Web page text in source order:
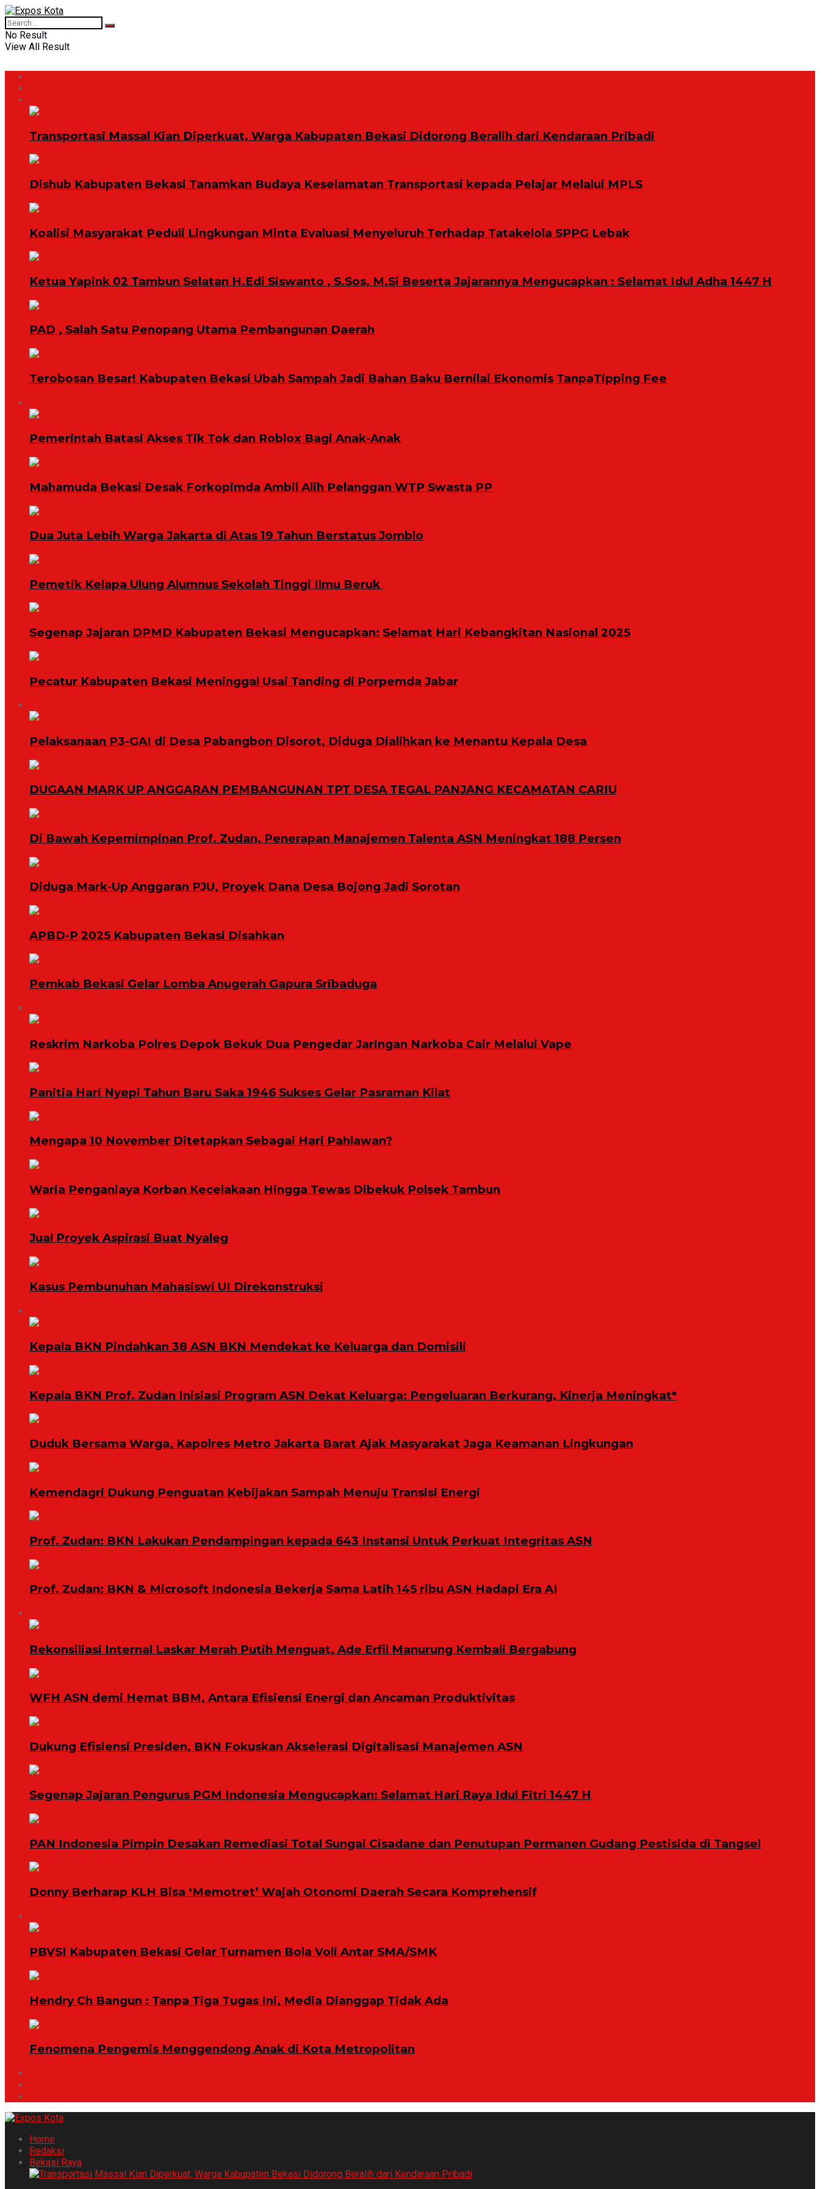
No Result
View All Result
Transportasi Massal Kian Diperkuat, Warga Kabupaten Bekasi Didorong Beralih dari Kendaraan Pribadi
Dishub Kabupaten Bekasi Tanamkan Budaya Keselamatan Transportasi kepada Pelajar Melalui MPLS
Koalisi Masyarakat Peduli Lingkungan Minta Evaluasi Menyeluruh Terhadap Tatakelola SPPG Lebak
Ketua Yapink 02 Tambun Selatan H.Edi Siswanto , S.Sos, M.Si Beserta Jajarannya Mengucapkan : Selamat Idul Adha 1447 H
PAD , Salah Satu Penopang Utama Pembangunan Daerah
Terobosan Besar! Kabupaten Bekasi Ubah Sampah Jadi Bahan Baku Bernilai Ekonomis TanpaTipping Fee
Pemerintah Batasi Akses Tik Tok dan Roblox Bagi Anak-Anak
Mahamuda Bekasi Desak Forkopimda Ambil Alih Pelanggan WTP Swasta PP
Dua Juta Lebih Warga Jakarta di Atas 19 Tahun Berstatus Jomblo
Pemetik Kelapa Ulung Alumnus Sekolah Tinggi Ilmu Beruk ‎
Segenap Jajaran DPMD Kabupaten Bekasi Mengucapkan: Selamat Hari Kebangkitan Nasional 2025
Pecatur Kabupaten Bekasi Meninggal Usai Tanding di Porpemda Jabar
Pelaksanaan P3-GAI di Desa Pabangbon Disorot, Diduga Dialihkan ke Menantu Kepala Desa
DUGAAN MARK UP ANGGARAN PEMBANGUNAN TPT DESA TEGAL PANJANG KECAMATAN CARIU
Di Bawah Kepemimpinan Prof. Zudan, Penerapan Manajemen Talenta ASN Meningkat 188 Persen
Diduga Mark-Up Anggaran PJU, Proyek Dana Desa Bojong Jadi Sorotan
APBD-P 2025 Kabupaten Bekasi Disahkan
Pemkab Bekasi Gelar Lomba Anugerah Gapura Sribaduga
Reskrim Narkoba Polres Depok Bekuk Dua Pengedar Jaringan Narkoba Cair Melalui Vape
Panitia Hari Nyepi Tahun Baru Saka 1946 Sukses Gelar Pasraman Kilat
Mengapa 10 November Ditetapkan Sebagai Hari Pahlawan?
Waria Penganiaya Korban Kecelakaan Hingga Tewas Dibekuk Polsek Tambun
Jual Proyek Aspirasi Buat Nyaleg
Kasus Pembunuhan Mahasiswi UI Direkonstruksi
Kepala BKN Pindahkan 38 ASN BKN Mendekat ke Keluarga dan Domisili
Kepala BKN Prof. Zudan Inisiasi Program ASN Dekat Keluarga: Pengeluaran Berkurang, Kinerja Meningkat*
Duduk Bersama Warga, Kapolres Metro Jakarta Barat Ajak Masyarakat Jaga Keamanan Lingkungan
Kemendagri Dukung Penguatan Kebijakan Sampah Menuju Transisi Energi
Prof. Zudan: BKN Lakukan Pendampingan kepada 643 Instansi Untuk Perkuat Integritas ASN
Prof. Zudan: BKN & Microsoft Indonesia Bekerja Sama Latih 145 ribu ASN Hadapi Era AI
Rekonsiliasi Internal Laskar Merah Putih Menguat, Ade Erfil Manurung Kembali Bergabung
WFH ASN demi Hemat BBM, Antara Efisiensi Energi dan Ancaman Produktivitas
Dukung Efisiensi Presiden, BKN Fokuskan Akselerasi Digitalisasi Manajemen ASN
Segenap Jajaran Pengurus PGM Indonesia Mengucapkan: Selamat Hari Raya Idul Fitri 1447 H
PAN Indonesia Pimpin Desakan Remediasi Total Sungai Cisadane dan Penutupan Permanen Gudang Pestisida di Tangsel
Donny Berharap KLH Bisa ‘Memotret’ Wajah Otonomi Daerah Secara Komprehensif
PBVSI Kabupaten Bekasi Gelar Turnamen Bola Voli Antar SMA/SMK
Hendry Ch Bangun : Tanpa Tiga Tugas Ini, Media Dianggap Tidak Ada
Fenomena Pengemis Menggendong Anak di Kota Metropolitan
Home
Redaksi
Bekasi Raya